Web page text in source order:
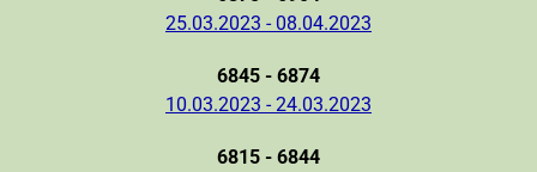
25.03.2023 - 08.04.2023
6845 - 6874
10.03.2023 - 24.03.2023
6815 - 6844